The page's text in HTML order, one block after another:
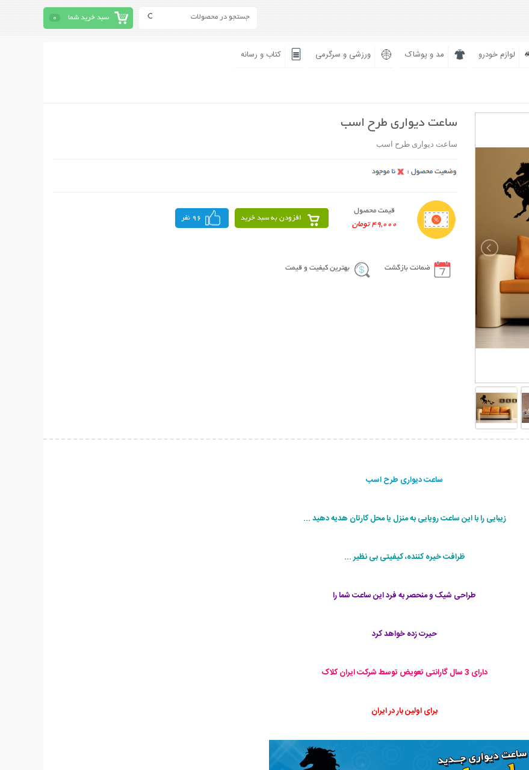
سبد خرید شما 0
لوازم خودرو مد و پوشاک ورزشی و سرگرمی کتاب و رسانه
ساعت دیواری طرح اسب
ساعت دیواری طرح اسب
قیمت محصول
49,000 تومان
افزودن به سبد خرید 96 نفر
ضمانت بازگشت بهترین کیفیت و قیمت
ساعت دیواری طرح اسب
زیبایی را با این ساعت رویایی به منزل یا محل کارتان هدیه دهید ...
ظرافت خیره کننده، کیفیتی بی نظیر ...
طراحی شیک و منحصر به فرد این ساعت شما را
حیرت زده خواهد کرد
دارای 3 سال گارانتی تعویض توسط شرکت ایران کلاک
برای اولین بار در ایران